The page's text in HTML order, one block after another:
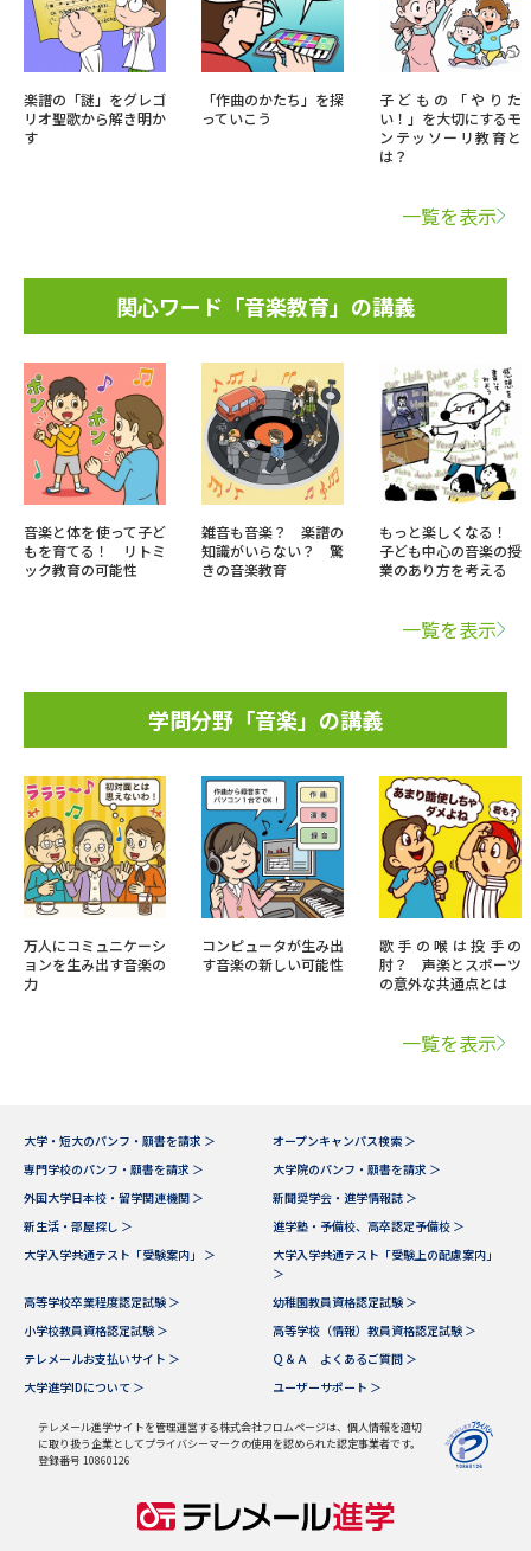
楽譜の「謎」をグレゴ
リオ聖歌から解き明か
す
「作曲のかたち」を探
っていこう
子どもの「やりた
い！」を大切にするモ
ンテッソーリ教育と
は？
一覧を表示
関心ワード「音楽教育」の講義
音楽と体を使って子ど
もを育てる！ リトミ
ック教育の可能性
雑音も音楽？ 楽譜の
知識がいらない？ 驚
きの音楽教育
もっと楽しくなる！
子ども中心の音楽の授
業のあり方を考える
一覧を表示
学問分野「音楽」の講義
万人にコミュニケーシ
ョンを生み出す音楽の
力
コンピュータが生み出
す音楽の新しい可能性
歌手の喉は投手の
肘？ 声楽とスポーツ
の意外な共通点とは
一覧を表示
大学・短大のパンフ・願書を請求 ＞
オープンキャンパス検索 ＞
専門学校のパンフ・願書を請求 ＞
大学院のパンフ・願書を請求 ＞
外国大学日本校・留学関連機関 ＞
新聞奨学会・進学情報誌 ＞
新生活・部屋探し ＞
進学塾・予備校、高卒認定予備校 ＞
大学入学共通テスト「受験案内」 ＞
大学入学共通テスト「受験上の配慮案内」
＞
高等学校卒業程度認定試験 ＞
幼稚園教員資格認定試験 ＞
小学校教員資格認定試験 ＞
高等学校（情報）教員資格認定試験 ＞
テレメールお支払いサイト ＞
Ｑ＆Ａ よくあるご質問 ＞
大学進学IDについて ＞
ユーザーサポート ＞
テレメール進学サイトを管理運営する株式会社フロムページは、個人情報を適切
に取り扱う企業としてプライバシーマークの使用を認められた認定事業者です。
登録番号 10860126